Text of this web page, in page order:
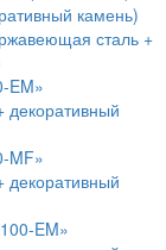
камень)
сталь +
EM»
MF»
EM»